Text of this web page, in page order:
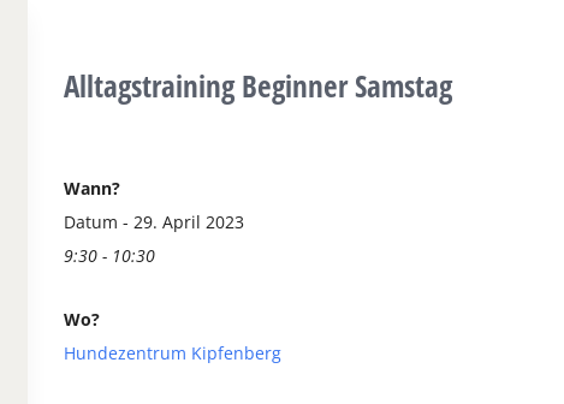
Alltagstraining Beginner Samstag
Wann?
Datum - 29. April 2023
9:30 - 10:30
Wo?
Hundezentrum Kipfenberg